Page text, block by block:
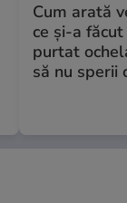
Cum arată
ce și-a
purtat
să nu sperii